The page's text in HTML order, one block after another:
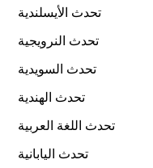
تحدث الأيسلندية
تحدث النرويجية
تحدث السويدية
تحدث الهندية
تحدث اللغة العربية
تحدث اليابانية